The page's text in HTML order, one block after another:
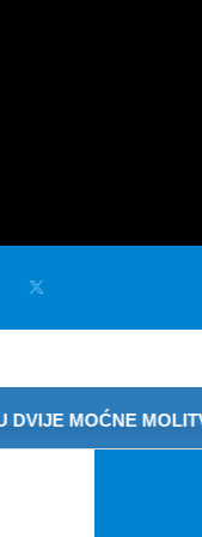
MOĆNE